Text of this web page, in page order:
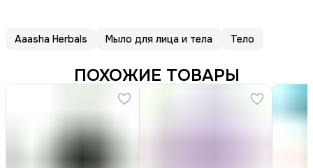
Aaasha Herbals Мыло для лица и тела Тело
ПОХОЖИЕ ТОВАРЫ